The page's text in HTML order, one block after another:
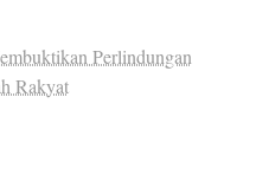
Perlindungan
Rakyat